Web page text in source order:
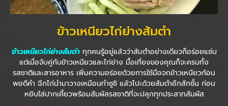
ข้าวเหนียวไก่ย่างส้มตำ
ข้าวเหนียวไก่ย่างส้มตำทุกคนรู้อยู่แล้วว่าส้มตำอย่างเดียวก็อร่อยแซ่บ
แต่เมื่อจับคู่กับข้าวเหนียวและไก่ย่าง มื้อเที่ยงของคุณก็จะครบทั้ง
รสชาติและสารอาหาร เพิ่มความอร่อยด้วยการใช้มือจกข้าวเหนียวก้อน
พอดีคำ ฉีกไก่นำมาวางเหมือนทำซูชิ แล้วโปะด้วยส้มตำอีกสักชั้น ก่อน
หยิบใส่ปากเคี้ยวพร้อมสัมผัสรสชาติที่จะปลุกทุกประสาทสัมผัส